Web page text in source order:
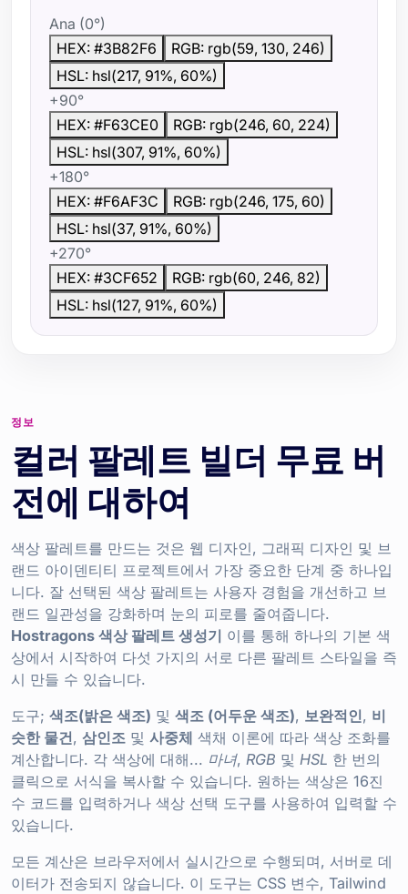
Ana (0°)
HEX: #3B82F6
RGB: rgb(59, 130, 246)
HSL: hsl(217, 91%, 60%)
+90°
HEX: #F63CE0
RGB: rgb(246, 60, 224)
HSL: hsl(307, 91%, 60%)
+180°
HEX: #F6AF3C
RGB: rgb(246, 175, 60)
HSL: hsl(37, 91%, 60%)
+270°
HEX: #3CF652
RGB: rgb(60, 246, 82)
HSL: hsl(127, 91%, 60%)
정보
컬러 팔레트 빌더 무료 버
전에 대하여
색상 팔레트를 만드는 것은 웹 디자인, 그래픽 디자인 및 브
랜드 아이덴티티 프로젝트에서 가장 중요한 단계 중 하나입
니다. 잘 선택된 색상 팔레트는 사용자 경험을 개선하고 브
랜드 일관성을 강화하며 눈의 피로를 줄여줍니다.
Hostragons 색상 팔레트 생성기 이를 통해 하나의 기본 색
상에서 시작하여 다섯 가지의 서로 다른 팔레트 스타일을 즉
시 만들 수 있습니다.
도구; 색조(밝은 색조) 및 색조 (어두운 색조), 보완적인, 비
슷한 물건, 삼인조 및 사중체 색채 이론에 따라 색상 조화를
계산합니다. 각 색상에 대해... 마녀, RGB 및 HSL 한 번의
클릭으로 서식을 복사할 수 있습니다. 원하는 색상은 16진
수 코드를 입력하거나 색상 선택 도구를 사용하여 입력할 수
있습니다.
모든 계산은 브라우저에서 실시간으로 수행되며, 서버로 데
이터가 전송되지 않습니다. 이 도구는 CSS 변수, Tailwind